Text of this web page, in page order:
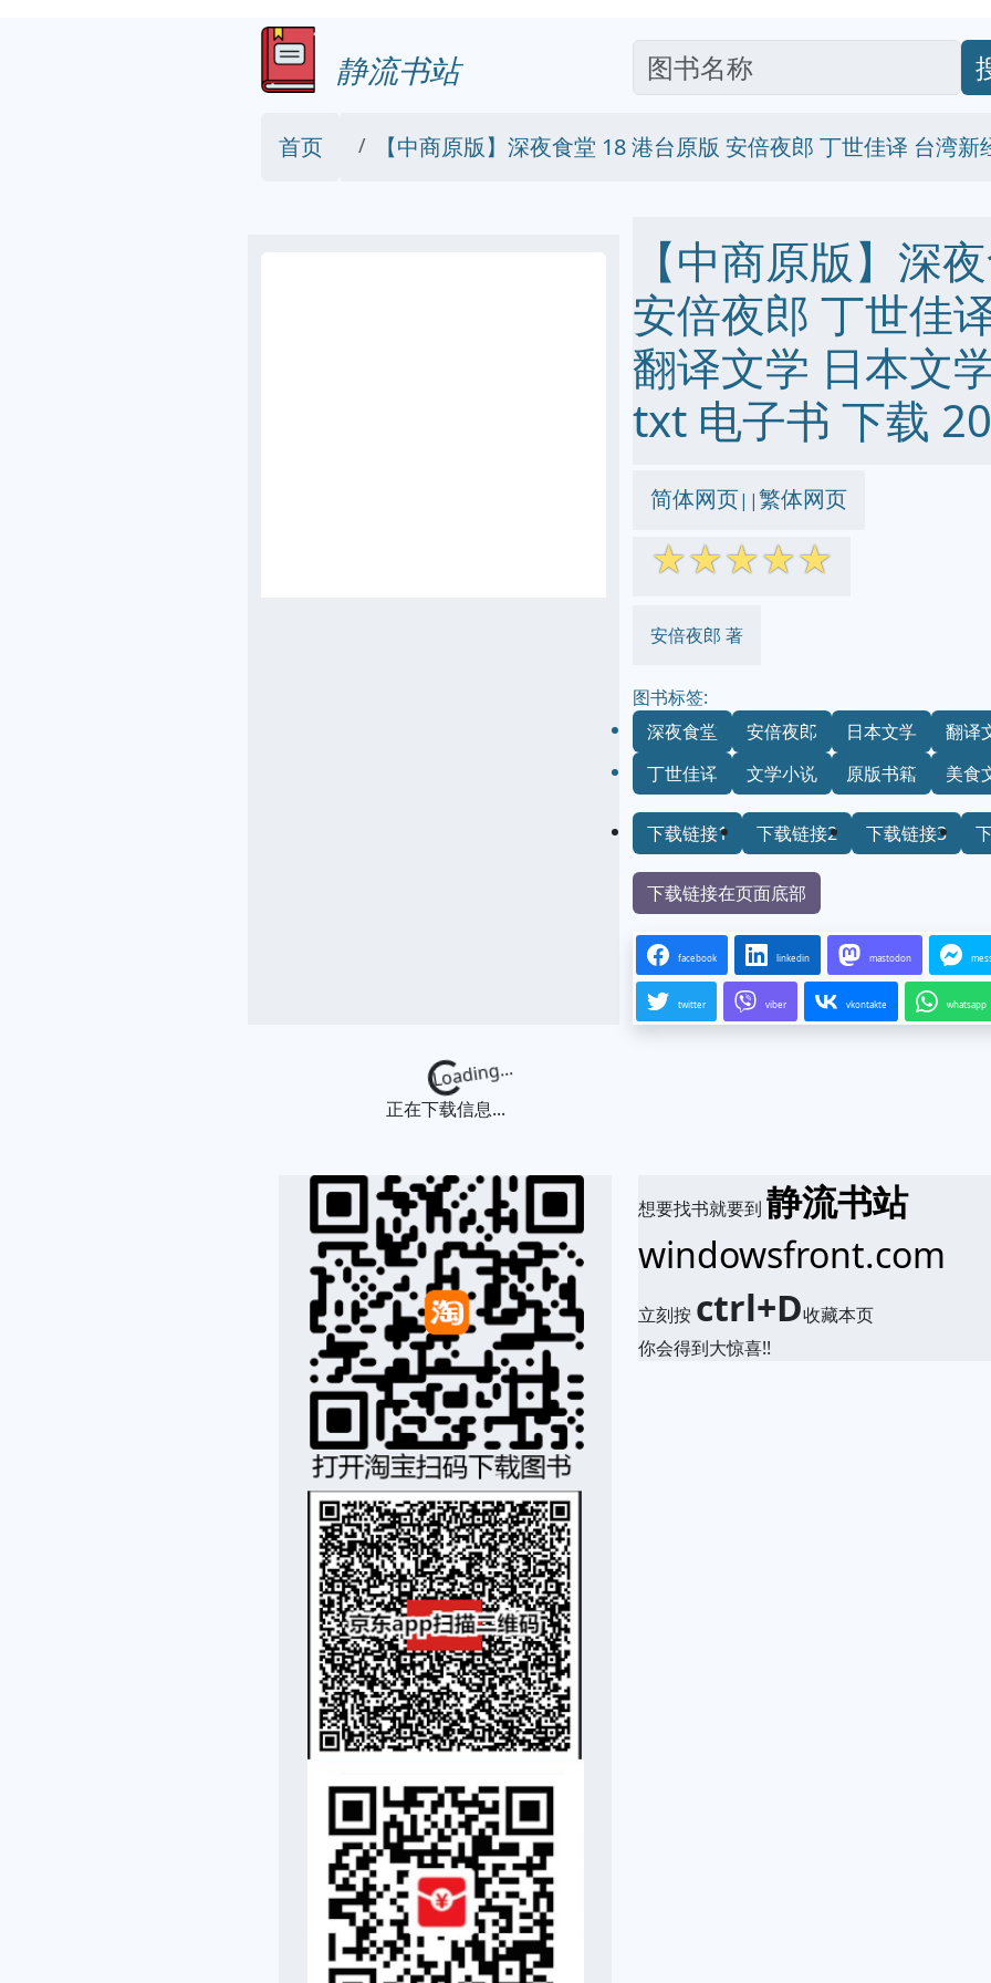
静流书站
首页 【中商原版】深夜食堂 18 港台原版 安倍夜郎 丁世佳译 台湾
【中商原版】深
安倍夜郎 丁世佳
翻译文学 日本文
txt 电子书 下载
简体网页||繁体网页
☆☆☆☆☆
安倍夜郎 著
图书标签:
深夜食堂
安倍夜郎 日本文学
翻译
丁世佳译
文学小说 原版书籍 美食
下载链接1 下载链接2 下载链接3
下载链接在页面底部
facebook linkedin mastodon
twitter viber vkontakte whatsapp
Loading...
正在下载信息...
想要找书就要到静流书站
windowsfront.com
立刻按 ctrl+D收藏本页
你会得到大惊喜!!